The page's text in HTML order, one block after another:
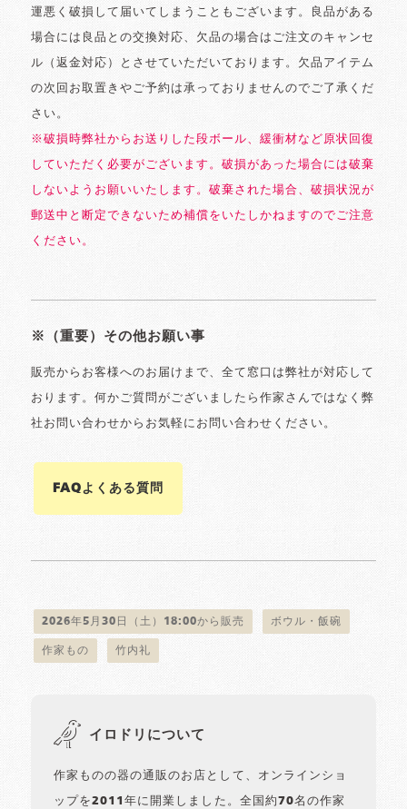
運悪く破損して届いてしまうこともございます。良品がある
場合には良品との交換対応、欠品の場合はご注文のキャンセ
ル（返金対応）とさせていただいております。欠品アイテム
の次回お取置きやご予約は承っておりませんのでご了承くだ
さい。
※破損時弊社からお送りした段ボール、緩衝材など原状回復
していただく必要がございます。破損があった場合には破棄
しないようお願いいたします。破棄された場合、破損状況が
郵送中と断定できないため補償をいたしかねますのでご注意
ください。
※（重要）その他お願い事
販売からお客様へのお届けまで、全て窓口は弊社が対応して
おります。何かご質問がございましたら作家さんではなく弊
社お問い合わせからお気軽にお問い合わせください。
FAQよくある質問
2026年5月30日（土）18:00から販売 ボウル・飯碗
作家もの 竹内礼
イロドリについて
作家ものの器の通販のお店として、オンラインショ
ップを2011年に開業しました。全国約70名の作家